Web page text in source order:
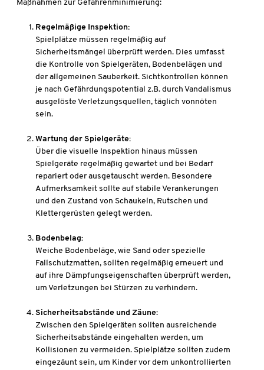
Maßnahmen zur Gefahrenminimierung:
Regelmäßige Inspektion:
Spielplätze müssen regelmäßig auf
Sicherheitsmängel überprüft werden. Dies umfasst
die Kontrolle von Spielgeräten, Bodenbelägen und
der allgemeinen Sauberkeit. Sichtkontrollen können
je nach Gefährdungspotential z.B. durch Vandalismus
ausgelöste Verletzungsquellen, täglich vonnöten
sein.
Wartung der Spielgeräte:
Über die visuelle Inspektion hinaus müssen
Spielgeräte regelmäßig gewartet und bei Bedarf
repariert oder ausgetauscht werden. Besondere
Aufmerksamkeit sollte auf stabile Verankerungen
und den Zustand von Schaukeln, Rutschen und
Klettergerüsten gelegt werden.
Bodenbelag:
Weiche Bodenbeläge, wie Sand oder spezielle
Fallschutzmatten, sollten regelmäßig erneuert und
auf ihre Dämpfungseigenschaften überprüft werden,
um Verletzungen bei Stürzen zu verhindern.
Sicherheitsabstände und Zäune:
Zwischen den Spielgeräten sollten ausreichende
Sicherheitsabstände eingehalten werden, um
Kollisionen zu vermeiden. Spielplätze sollten zudem
eingezäunt sein, um Kinder vor dem unkontrollierten